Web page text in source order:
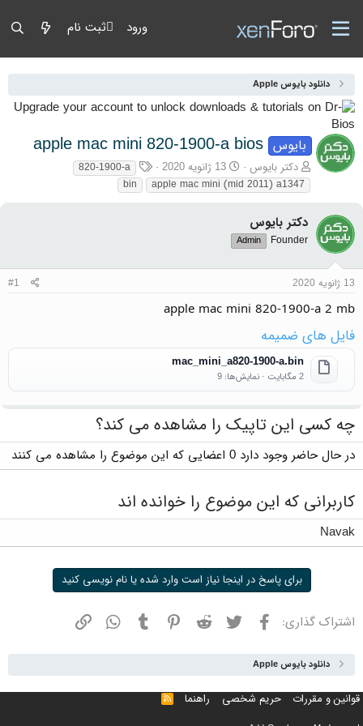
ورود ثبت نام
دانلود بایوس Apple
بایوس apple mac mini 820-1900-a bios
آغازگر گفتمان
دکتر بایوس تاریخ شروع
13 ژانویه 2020 برچسب‌ها
820-1900-a
apple mac mini (mid 2011) a1347
bin
دکتر بایوس
Founder
Admin
13 ژانویه 2020 #1
apple mac mini 820-1900-a 2 mb
فایل های ضمیمه
mac_mini_a820-1900-a.bin
2 مگابایت · نمایش‌ها: 9
چه کسی این تاپیک را مشاهده می کند؟
در حال حاضر وجود دارد 0 اعضایی که این موضوع را مشاهده می کنند
کاربرانی که این موضوع را خوانده اند
Navak
برای پاسخ در اینجا نیاز است وارد شده یا نام نویسی کنید
اشتراک گذاری: فیسبوک توییتر ردیت پینترستتامبلر واتسپ
دانلود بایوس Apple
قوانین و مقررات حریم شخصی راهنما خوراک